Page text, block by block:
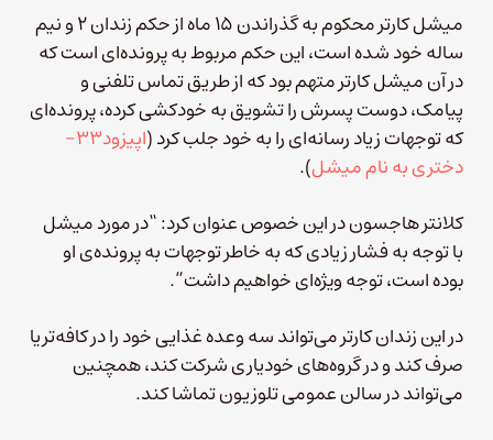
میشل کارتر محکوم به گذراندن ۱۵ ماه از حکم زندان ۲ و نیم
ساله خود شده است، این حکم مربوط به پرونده‌ای است که
در آن میشل کارتر متهم بود که از طریق تماس تلفنی و
پیامک، دوست پسرش را تشویق به خودکشی کرده، پرونده‌ای
که توجهات زیاد رسانه‌ای را به خود جلب کرد (
اپیزود۳۳-
دختری به نام میشل).
کلانتر هاجسون در این خصوص عنوان کرد: “در مورد میشل
با توجه به فشار زیادی که به خاطر توجهات به پرونده‌ی او
بوده است، توجه ویژه‌ای خواهیم داشت”.
در این زندان کارتر می‌تواند سه وعده غذایی خود را در کافه‌تریا
صرف کند و در گروه‌های خودیاری شرکت کند، همچنین
می‌تواند در سالن عمومی تلوزیون تماشا کند.